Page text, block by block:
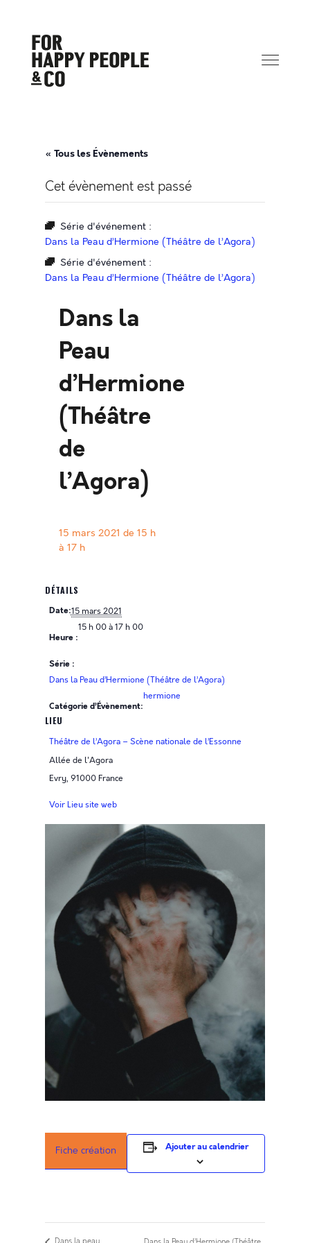
« Tous les Évènements
Cet évènement est passé
Série d'événement :
Dans la Peau d’Hermione (Théâtre de l’Agora)
Série d'événement :
Dans la Peau d’Hermione (Théâtre de l’Agora)
Dans la
Peau
d’Hermione
(Théâtre
de
l’Agora)
15 mars 2021 de 15 h
à 17 h
DÉTAILS
Date:15 mars 2021
Heure :
15 h 00 à 17 h 00
Série :
Dans la Peau d’Hermione (Théâtre de l’Agora)
Catégorie d’Évènement:
hermione
LIEU
Théâtre de l’Agora – Scène nationale de l’Essonne
Allée de l'Agora
Evry, 91000 France
Voir Lieu site web
Fiche création Ajouter au calendrier